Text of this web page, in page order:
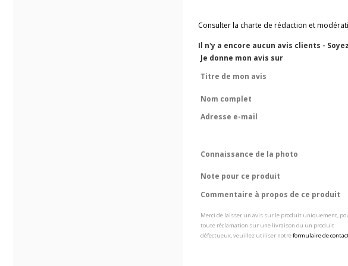
Consulter la charte de rédaction et
Il n'y a encore aucun avis clients -
Je donne mon avis sur
Titre de mon avis
Nom complet
Adresse e-mail
Connaissance de la photo
Note pour ce produit
Commentaire à propos de ce produit
Merci de laisser un avis sur le produit uniquement,
toute réclamation sur une livraison ou un produit
défectueux, veuillez utiliser notreformulaire de